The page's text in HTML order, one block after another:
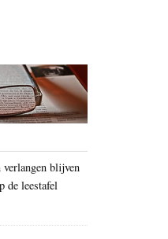
blijven
de leestafel